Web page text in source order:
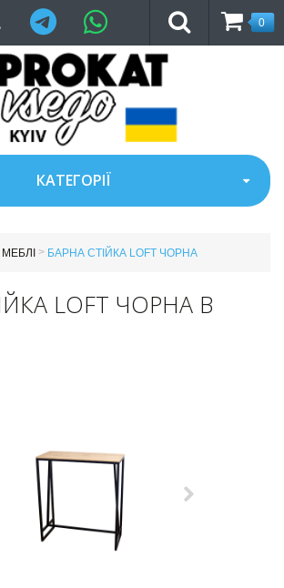
Telegram
0
КАТЕГОРІЇ
МЕБЛІ > БАРНА СТІЙКА LOFT ЧОРНА
LOFT ЧОРНА В